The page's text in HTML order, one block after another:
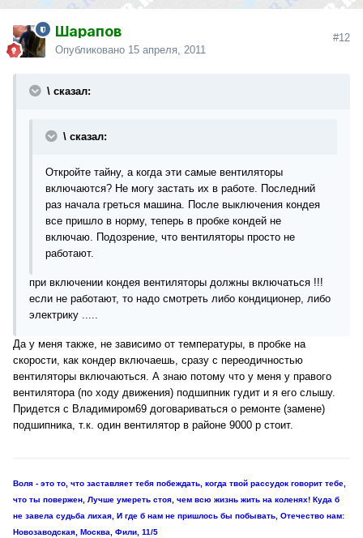
Шарапов
Опубликовано 15 апреля, 2011
#12
\ сказал:
\ сказал:
Откройте тайну, а когда эти самые вентиляторы
включаются? Не могу застать их в работе. Последний
раз начала греться машина. После выключения кондея
все пришло в норму, теперь в пробке кондей не
включаю. Подозрение, что вентиляторы просто не
работают.
при включении кондея вентиляторы должны включаться !!!
если не работают, то надо смотреть либо кондиционер, либо
электрику .....
Да у меня также, не зависимо от температуры, в пробке на
скорости, как кондер включаешь, сразу с переодичностью
вентиляторы включаються. А знаю потому что у меня у правого
вентилятора (по ходу движения) подшипник гудит и я его слышу.
Придется с Владимиром69 договариваться о ремонте (замене)
подшипника, т.к. один вентилятор в районе 9000 р стоит.
Воля - это то, что заставляет тебя побеждать, когда твой рассудок говорит тебе,
что ты повержен, Лучше умереть стоя, чем всю жизнь жить на коленях! Куда б
не завела судьба лихая, И где б нам не пришлось бы побывать, Отечество нам:
Новозаводская, Москва, Фили, 11/5